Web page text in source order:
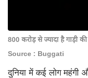
800 करोड़ से ज्यादा है गाड़ी
Source : Buggati
दुनिया में कई लोग महंगी